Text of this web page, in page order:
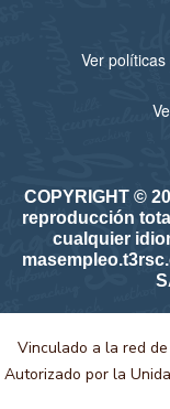
Ver
COPYRIGHT ©
reproducción
cualquier
Vinculado a la red
Autorizado por la